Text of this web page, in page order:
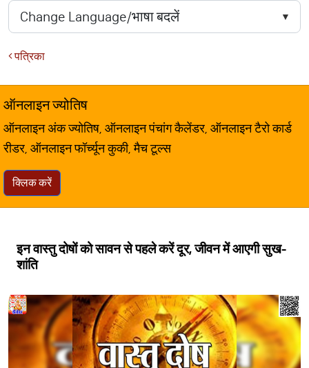
पत्रिका
ऑनलाइन ज्योतिष
ऑनलाइन अंक ज्योतिष, ऑनलाइन पंचांग कैलेंडर, ऑनलाइन टैरो कार्ड
रीडर, ऑनलाइन फॉर्च्यून कुकी, मैच टूल्स
क्लिक करें
इन वास्तु दोषों को सावन से पहले करें दूर, जीवन में आएगी सुख-
शांति